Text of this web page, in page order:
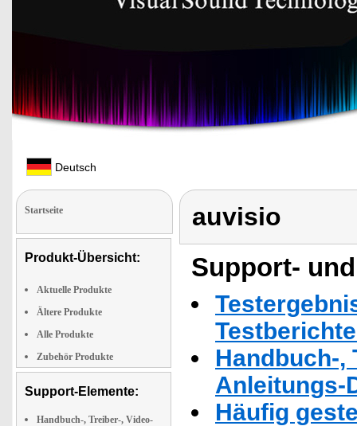
Deutsch
Startseite
Produkt-Übersicht:
Aktuelle Produkte
Ältere Produkte
Alle Produkte
Zubehör Produkte
Support-Elemente:
Handbuch-, Treiber-, Video-
auvisio
Support-
Handbuch-,
Anleitungs-
Häufig